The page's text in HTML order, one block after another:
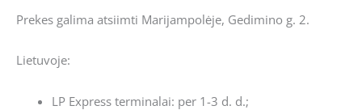
Prekes galima atsiimti Marijampolėje, Gedimino g. 2.
Lietuvoje:
LP Express terminalai: per 1-3 d. d.;